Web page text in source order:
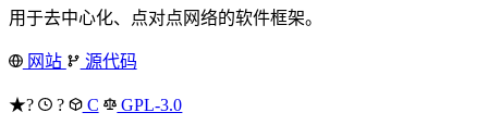
用于去中心化、点对点网络的软件框架。
网站 源代码
★? ? C GPL-3.0